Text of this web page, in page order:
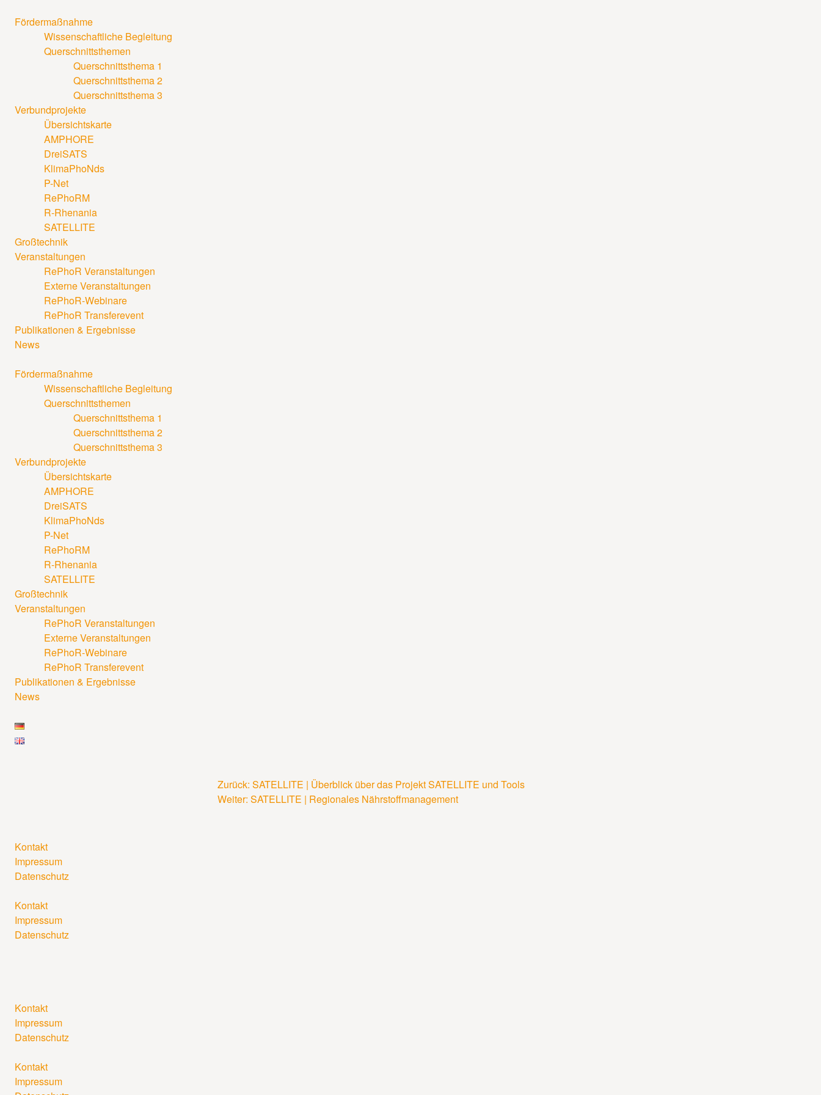
Fördermaßnahme
Wissenschaftliche Begleitung
Querschnittsthemen
Querschnittsthema 1
Querschnittsthema 2
Querschnittsthema 3
Verbundprojekte
Übersichtskarte
AMPHORE
DreiSATS
KlimaPhoNds
P-Net
RePhoRM
R-Rhenania
SATELLITE
Großtechnik
Veranstaltungen
RePhoR Veranstaltungen
Externe Veranstaltungen
RePhoR-Webinare
RePhoR Transferevent
Publikationen & Ergebnisse
News
Fördermaßnahme
Wissenschaftliche Begleitung
Querschnittsthemen
Querschnittsthema 1
Querschnittsthema 2
Querschnittsthema 3
Verbundprojekte
Übersichtskarte
AMPHORE
DreiSATS
KlimaPhoNds
P-Net
RePhoRM
R-Rhenania
SATELLITE
Großtechnik
Veranstaltungen
RePhoR Veranstaltungen
Externe Veranstaltungen
RePhoR-Webinare
RePhoR Transferevent
Publikationen & Ergebnisse
News
Beitragsnavigation
Zurück: SATELLITE | Überblick über das Projekt SATELLITE und Tools
Weiter: SATELLITE | Regionales Nährstoffmanagement
Kontakt
Impressum
Datenschutz
Kontakt
Impressum
Datenschutz
Kontakt
Impressum
Datenschutz
Kontakt
Impressum